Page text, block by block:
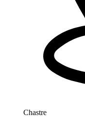
Chastre